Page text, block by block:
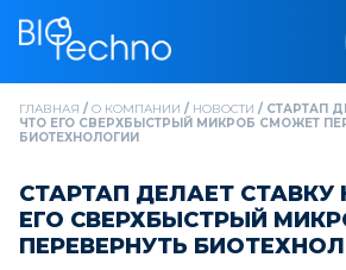
ГЛАВНАЯ / О КОМПАНИИ / НОВОСТИ / СТАРТАП
ЧТО ЕГО СВЕРХБЫСТРЫЙ МИКРОБ СМОЖЕТ
БИОТЕХНОЛОГИИ
СТАРТАП ДЕЛАЕТ СТАВКУ
ЕГО СВЕРХБЫСТРЫЙ
ПЕРЕВЕРНУТЬ